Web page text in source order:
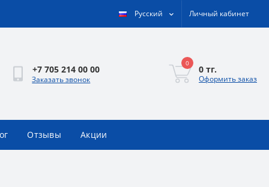
Русский Личный кабинет
+7 705 214 00 00
Заказать звонок
0
0 тг.
Оформить заказ
Отзывы Акции